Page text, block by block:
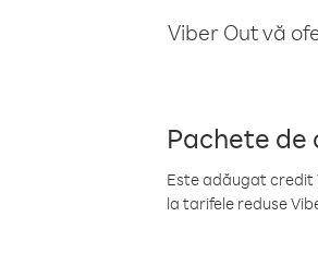
Viber Out vă
Pachete de
Este adăugat credit
la tarifele reduse